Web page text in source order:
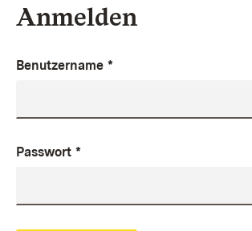
Anmelden
Benutzername *
Passwort *